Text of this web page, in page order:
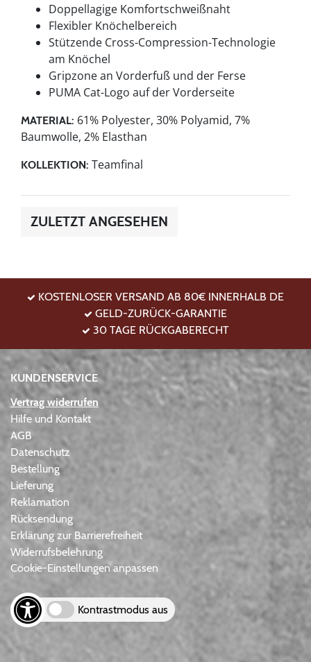
Doppellagige Komfortschweißnaht
Flexibler Knöchelbereich
Stützende Cross-Compression-Technologie
am Knöchel
Gripzone an Vorderfuß und der Ferse
PUMA Cat-Logo auf der Vorderseite
MATERIAL: 61% Polyester, 30% Polyamid, 7%
Baumwolle, 2% Elasthan
KOLLEKTION: Teamfinal
ZULETZT ANGESEHEN
KOSTENLOSER VERSAND AB 80€ INNERHALB DE
GELD-ZURÜCK-GARANTIE
30 TAGE RÜCKGABERECHT
KUNDENSERVICE
Vertrag widerrufen
Hilfe und Kontakt
AGB
Datenschutz
Bestellung
Lieferung
Reklamation
Rücksendung
Erklärung zur Barrierefreiheit
Widerrufsbelehrung
Cookie-Einstellungen anpassen
Kontrastmodus aus